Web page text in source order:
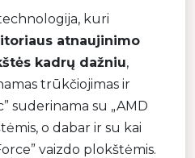
kuri
atnaujinimo
kadrų dažniu,
trūkčiojimas ir
suderinama su „AMD
o dabar ir su kai
vaizdo plokštėmis.